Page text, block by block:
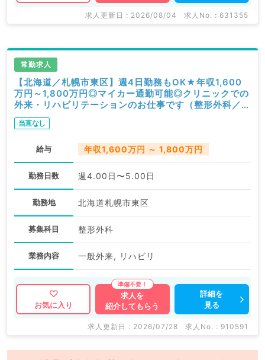
求人更新日 : 2026/08/04 求人No. : 631355
常勤求人
【北海道／札幌市東区】週4日勤務もOK★年収1,600
万円～1,800万円◎マイカー通勤可能◎クリニックでの
外来・リハビリテーションのお仕事です（整形外科／常
勤）
当直なし
給与 年収1,600万円 ～ 1,800万円
勤務日数 週4.00日〜5.00日
勤務地 北海道札幌市東区
募集科目 整形外科
業務内容 一般外来, リハビリ
お気に入り
求人を
紹介してもらう
詳細を
見る
求人更新日 : 2026/07/28 求人No. : 910591